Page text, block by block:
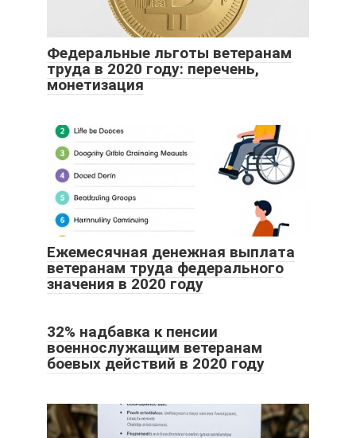
Федеральные льготы ветеранам
труда в 2020 году: перечень,
монетизация
Ежемесячная денежная выплата
ветеранам труда федерального
значения в 2020 году
32% надбавка к пенсии
военнослужащим ветеранам
боевых действий в 2020 году